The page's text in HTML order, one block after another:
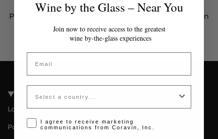
Por favor contacta al administrador para obtener un
token válido.
Coravin Guide Locations
London
Paris
Wine by the Glass – Near You
Join now to receive access to the greatest
wine by-the-glass experiences
Email
Country
Opt-in disclaimer
I agree to receive marketing
communications from Coravin, Inc.